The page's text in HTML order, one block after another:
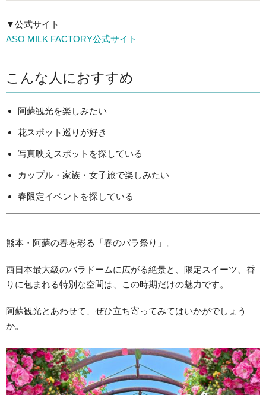
▼公式サイト
ASO MILK FACTORY公式サイト
こんな人におすすめ
阿蘇観光を楽しみたい
花スポット巡りが好き
写真映えスポットを探している
カップル・家族・女子旅で楽しみたい
春限定イベントを探している
熊本・阿蘇の春を彩る「春のバラ祭り」。
西日本最大級のバラドームに広がる絶景と、限定スイーツ、香
りに包まれる特別な空間は、この時期だけの魅力です。
阿蘇観光とあわせて、ぜひ立ち寄ってみてはいかがでしょう
か。